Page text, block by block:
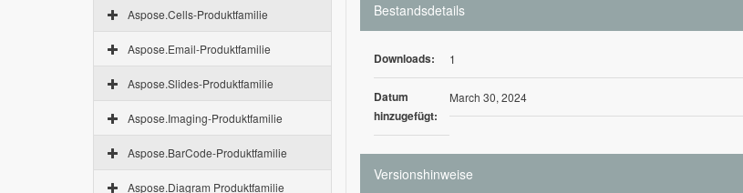
Aspose.Cells-Produktfamilie
Aspose.Email-Produktfamilie
Aspose.Slides-Produktfamilie
Aspose.Imaging-Produktfamilie
Aspose.BarCode-Produktfamilie
Aspose.Diagram Produktfamilie
Bestandsdetails
Downloads: 1
Datum
hinzugefügt:
March 30, 2024
Versionshinweise